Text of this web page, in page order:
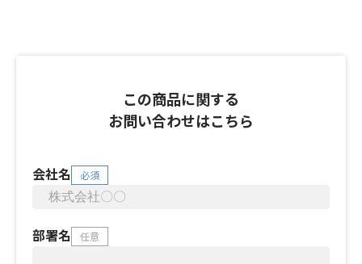
この商品に関する
お問い合わせはこちら
会社名 必須
部署名 任意